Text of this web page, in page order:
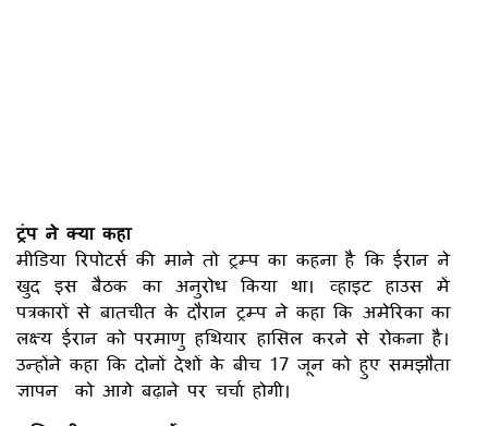
ट्रंप ने क्या कहा
मीडिया रिपोटर्स की माने तो ट्रम्प का कहना है कि ईरान ने
खुद इस बैठक का अनुरोध किया था। व्हाइट हाउस में
पत्रकारों से बातचीत के दौरान ट्रम्प ने कहा कि अमेरिका का
लक्ष्य ईरान को परमाणु हथियार हासिल करने से रोकना है।
उन्होंने कहा कि दोनों देशों के बीच 17 जून को हुए समझौता
ज्ञापन को आगे बढ़ाने पर चर्चा होगी।